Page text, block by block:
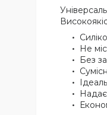
Не
Без
Надає